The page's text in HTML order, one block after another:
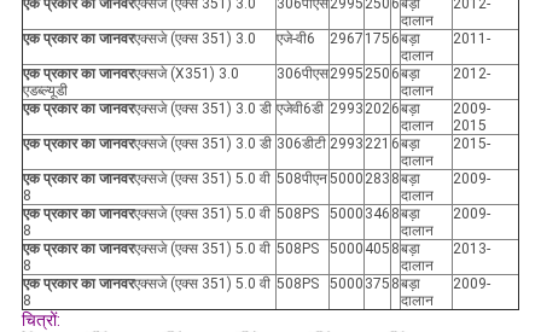
एक प्रकार का जानवरएक्सजे (एक्स 351) 3.0 306पीएस2995 250 6बड़ा
दालान
2012-
एक प्रकार का जानवरएक्सजे (एक्स 351) 3.0 एजे-वी6 2967 175 6बड़ा
दालान
2011-
एक प्रकार का जानवरएक्सजे (X351) 3.0
एडब्ल्यूडी
306पीएस2995 250 6बड़ा
दालान
2012-
एक प्रकार का जानवरएक्सजे (एक्स 351) 3.0 डी एजेवी6डी 2993 2026बड़ा
दालान
2009-
2015
एक प्रकार का जानवरएक्सजे (एक्स 351) 3.0 डी 306डीटी 2993 221 6बड़ा
दालान
2015-
एक प्रकार का जानवरएक्सजे (एक्स 351) 5.0 वी
8
508पीएन5000 283 8बड़ा
दालान
2009-
एक प्रकार का जानवरएक्सजे (एक्स 351) 5.0 वी
8
508PS 5000 346 8बड़ा
दालान
2009-
एक प्रकार का जानवरएक्सजे (एक्स 351) 5.0 वी
8
508PS 5000 405 8बड़ा
दालान
2013-
एक प्रकार का जानवरएक्सजे (एक्स 351) 5.0 वी
8
508PS 5000 375 8बड़ा
दालान
2009-
चित्रों: